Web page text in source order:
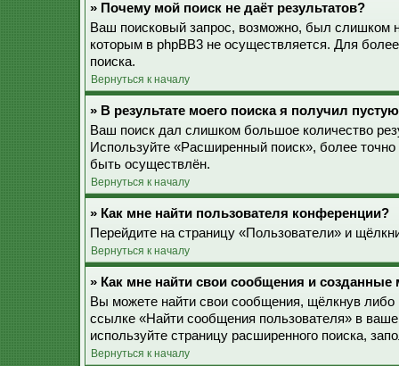
» Почему мой поиск не даёт результатов?
Ваш поисковый запрос, возможно, был слишком
которым в phpBB3 не осуществляется. Для
поиска.
Вернуться к началу
» В результате моего поиска я получил
Ваш поиск дал слишком большое количество
Используйте «Расширенный поиск», более
быть осуществлён.
Вернуться к началу
» Как мне найти пользователя конференции?
Перейдите на страницу «Пользователи» и
Вернуться к началу
» Как мне найти свои сообщения и
Вы можете найти свои сообщения, щёлкнув
ссылке «Найти сообщения пользователя» в
используйте страницу расширенного поиска,
Вернуться к началу